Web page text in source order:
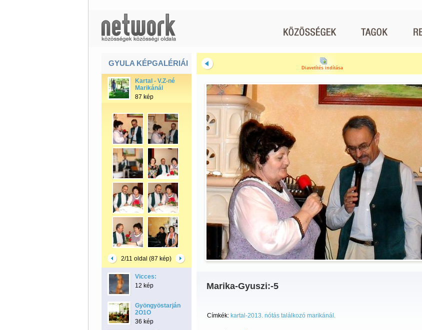
GYULA KÉPGALÉRIÁI
Kartal - V.Z-né
Marikánál
87 kép
2/11 oldal (87 kép)
Vicces:
12 kép
Gyöngyöstarján-
2O1O
36 kép
Diavetítés indítása
Marika-Gyuszi:-5
Címkék: kartal-2013. nótás találkozó marikánál.